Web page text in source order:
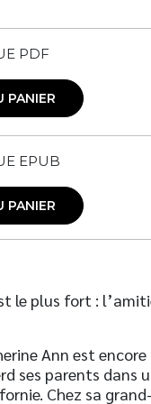
PDF
PANIER
EPUB
PANIER
le plus fort :
Ann est
ses parents dans
Chez sa